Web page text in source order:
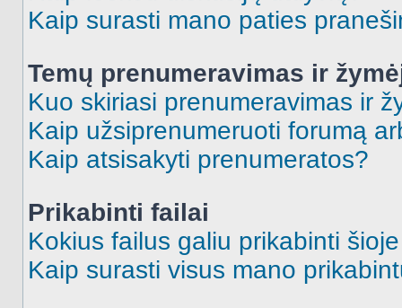
Kaip surasti mano paties
Temų prenumeravimas ir
Kuo skiriasi prenumeravimas ir
Kaip užsiprenumeruoti forumą
Kaip atsisakyti prenumeratos?
Prikabinti failai
Kokius failus galiu prikabinti
Kaip surasti visus mano